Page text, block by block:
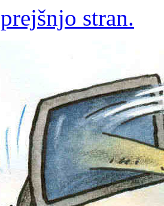
prejšnjo stran.